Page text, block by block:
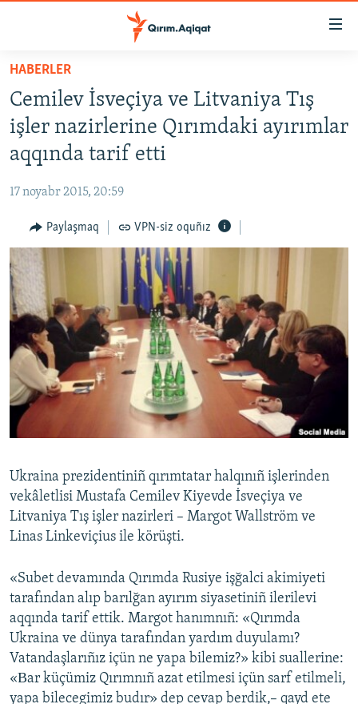
Esas
qaytmaq
Baş
navigatsiyağa
qaytmaq
Qıdıruvğa
qaytmaq
HABERLER
SİYASET
İQTİSADİYAT
MEDENİYET
İNSAN AQLARI
VİDEO
SÜRET
BLOGLAR
FİKİR
Русский
Українською
RFE/RS bütün saytları
HABERLER
Cemilev İsveçiya ve Litvaniya Tış
işler nazirlerine Qırımdaki ayırımlar
aqqında tarif etti
17 noyabr 2015, 20:59
Paylaşmaq VPN-siz oquñız
Ukraina prezidentiniñ qırımtatar halqınıñ işlerinden
vekâletlisi Mustafa Cemilev Kiyevde İsveçiya ve
Litvaniya Tış işler nazirleri – Margot Wallström ve
Linas Linkeviçius ile körüşti.
«Subet devamında Qırımda Rusiye işğalci akimiyeti
tarafından alıp barılğan ayırım siyasetiniñ ilerilevi
aqqında tarif ettik. Margot hanımnıñ: «Qırımda
Ukraina ve dünya tarafından yardım duyulamı?
Vatandaşlarıñız içün ne yapa bilemiz?» kibi suallerine:
«Вar küçümiz Qırımnıñ azat etilmesi içün sarf etilmeli,
yapa bilecegimiz budır» dep cevap berdik,– qayd ete